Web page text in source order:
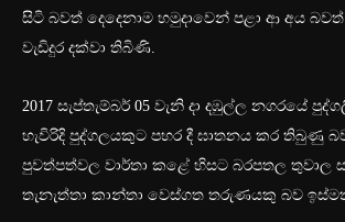
සිටි බවත් දෙදෙනා‍ම හමුදාවෙන් පළා ආ අය බවත්
වැඩිදුර දක්වා තිබිණි.
2017 සැප්තැම්බර් 05 වැනි දා දඹුල්ල නගරයේ
හැවිරිදි පුද්ගලයකුට පහර දී ඝාතනය කර තිබුණු
පුවත්පත්වල වාර්තා කළේ හිසට බරපතල තුවාල
තැනැත්තා කාන්තා වෙස්ගත තරුණයකු බව